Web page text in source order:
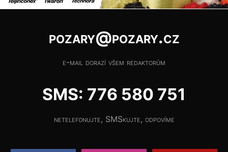
pozary@pozary.cz
e-mail dorazí všem redaktorům
SMS: 776 580 751
netelefonujte, SMSkujte, odpovíme